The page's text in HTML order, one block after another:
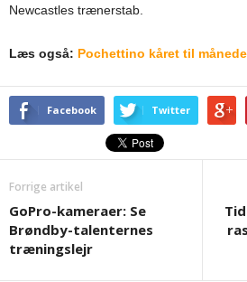
Newcastles trænerstab.
Læs også: Pochettino kåret til
Facebook Twitter
Forrige artikel
GoPro-kameraer: Se
Brøndby-talenternes
træningslejr